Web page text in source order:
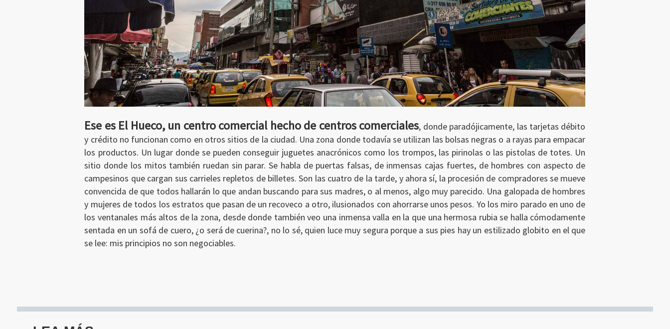
Ese es El Hueco, un centro comercial hecho de centros comerciales, donde paradójicamente, las tarjetas débito
y crédito no funcionan como en otros sitios de la ciudad. Una zona donde todavía se utilizan las bolsas negras o a rayas para empacar
los productos. Un lugar donde se pueden conseguir juguetes anacrónicos como los trompos, las pirinolas o las pistolas de totes. Un
sitio donde los mitos también ruedan sin parar. Se habla de puertas falsas, de inmensas cajas fuertes, de hombres con aspecto de
campesinos que cargan sus carrieles repletos de billetes. Son las cuatro de la tarde, y ahora sí, la procesión de compradores se mueve
convencida de que todos hallarán lo que andan buscando para sus madres, o al menos, algo muy parecido. Una galopada de hombres
y mujeres de todos los estratos que pasan de un recoveco a otro, ilusionados con ahorrarse unos pesos. Yo los miro parado en uno de
los ventanales más altos de la zona, desde donde también veo una inmensa valla en la que una hermosa rubia se halla cómodamente
sentada en un sofá de cuero, ¿o será de cuerina?, no lo sé, quien luce muy segura porque a sus pies hay un estilizado globito en el que
se lee: mis principios no son negociables.